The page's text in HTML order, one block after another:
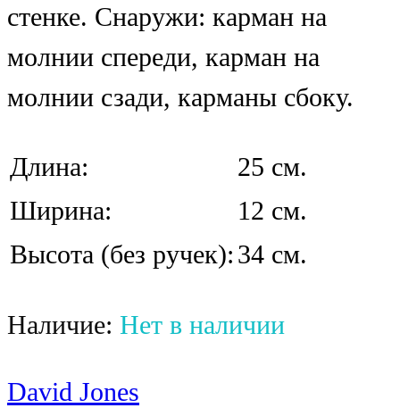
стенке. Снаружи: карман на
молнии спереди, карман на
молнии сзади, карманы сбоку.
Длина:
25 см.
Ширина:
12 см.
Высота (без ручек): 34 см.
Наличие: Нет в наличии
David Jones